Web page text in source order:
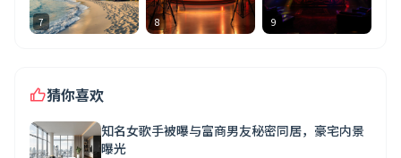
7 8 9
猜你喜欢
知名女歌手被曝与富商男友秘密同居，豪宅内景
曝光